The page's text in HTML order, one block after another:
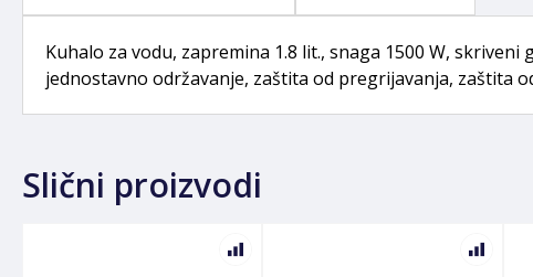
Kuhalo za vodu, zapremina 1.8 lit., snaga 1500 W,
jednostavno održavanje, zaštita od pregrijavanja, zaštita
Slični proizvodi